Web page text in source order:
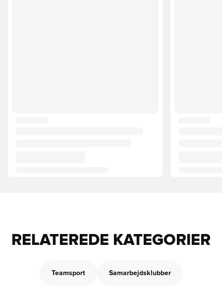
RELATEREDE KATEGORIER
Teamsport Samarbejdsklubber